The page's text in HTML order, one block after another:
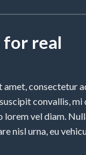
for real
amet, consectetur
convallis, mi
lorem vel diam.
nisl urna, eu